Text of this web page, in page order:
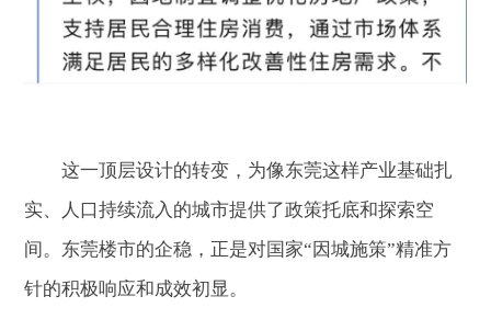
这一顶层设计的转变，为像东莞这样产业基础扎
实、人口持续流入的城市提供了政策托底和探索空
间。东莞楼市的企稳，正是对国家“因城施策”精准方
针的积极响应和成效初显。